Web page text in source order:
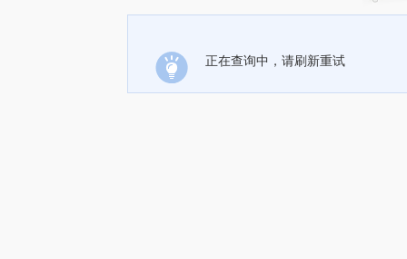
正在查询中，请刷新重试